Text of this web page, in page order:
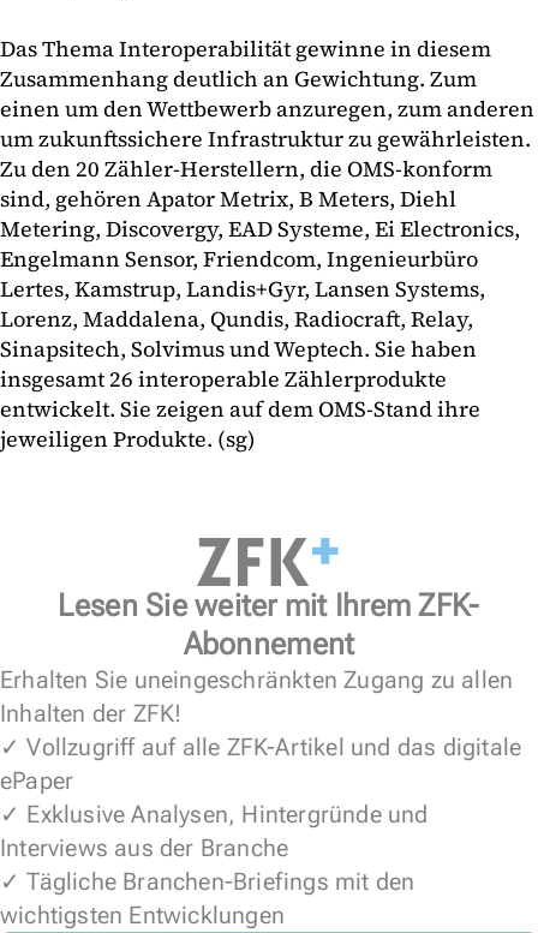
Das Thema Interoperabilität gewinne in diesem
Zusammenhang deutlich an Gewichtung. Zum
einen um den Wettbewerb anzuregen, zum anderen
um zukunftssichere Infrastruktur zu gewährleisten.
Zu den 20 Zähler-Herstellern, die OMS-konform
sind, gehören Apator Metrix, B Meters, Diehl
Metering, Discovergy, EAD Systeme, Ei Electronics,
Engelmann Sensor, Friendcom, Ingenieurbüro
Lertes, Kamstrup, Landis+Gyr, Lansen Systems,
Lorenz, Maddalena, Qundis, Radiocraft, Relay,
Sinapsitech, Solvimus und Weptech. Sie haben
insgesamt 26 interoperable Zählerprodukte
entwickelt. Sie zeigen auf dem OMS-Stand ihre
jeweiligen Produkte. (sg)
Lesen Sie weiter mit Ihrem ZFK-
Abonnement
Erhalten Sie uneingeschränkten Zugang zu allen
Inhalten der ZFK!
✓ Vollzugriff auf alle ZFK-Artikel und das digitale
ePaper
✓ Exklusive Analysen, Hintergründe und
Interviews aus der Branche
✓ Tägliche Branchen-Briefings mit den
wichtigsten Entwicklungen